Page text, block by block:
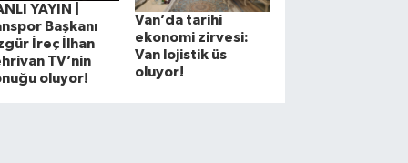
YAYIN |
Başkanı
İreç İlhan
TV’nin
oluyor!
Van’da tarihi
ekonomi zirvesi:
Van lojistik üs
oluyor!